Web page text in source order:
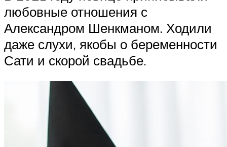
любовные отношения с
Александром Шенкманом. Ходили
даже слухи, якобы о беременности
Сати и скорой свадьбе.